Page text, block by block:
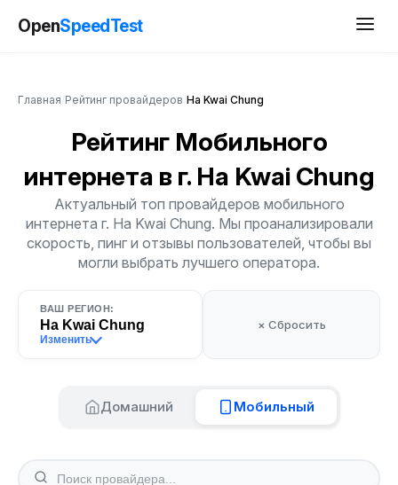
OpenSpeedTest
Главная Рейтинг провайдеров Ha Kwai Chung
Рейтинг Мобильного
интернета в г. Ha Kwai Chung
Актуальный топ провайдеров мобильного
интернета г. Ha Kwai Chung. Мы проанализировали
скорость, пинг и отзывы пользователей, чтобы вы
могли выбрать лучшего оператора.
ВАШ РЕГИОН:
Ha Kwai Chung
Изменить
× Сбросить
Домашний Мобильный